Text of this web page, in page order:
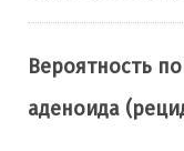
Вероятность
аденоида